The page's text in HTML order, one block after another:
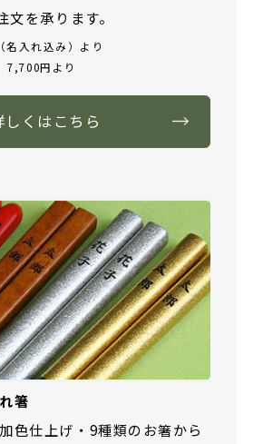
を承ります。
（名入れ込み）より
円より
しくはこちら
箸
色仕上げ・9種類のお箸から